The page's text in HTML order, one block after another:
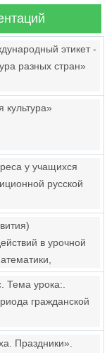
этикет -
разных стран»
у учащихся
русской
в урочной
Тема урока:.
гражданской
Праздники».